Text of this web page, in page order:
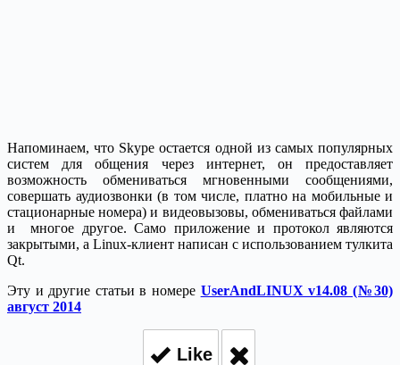
Напоминаем, что Skype остается одной из самых популярных
систем для общения через интернет, он предоставляет
возможность обмениваться мгновенными сообщениями,
совершать аудиозвонки (в том числе, платно на мобильные и
стационарные номера) и видеовызовы, обмениваться файлами
и многое другое. Само приложение и протокол являются
закрытыми, а Linux-клиент написан с использованием тулкита
Qt.
Эту и другие статьи в номере UserAndLINUX v14.08 (№30)
август 2014
Like